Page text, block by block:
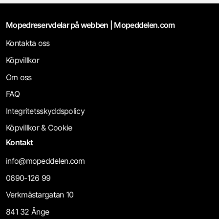
Mopedreservdelar på webben | Mopeddelen.com
Kontakta oss
Köpvillkor
Om oss
FAQ
Integritetsskyddspolicy
Köpvillkor & Cookie
Kontakt
info@mopeddelen.com
0690-126 99
Verkmästargatan 10
841 32 Ånge